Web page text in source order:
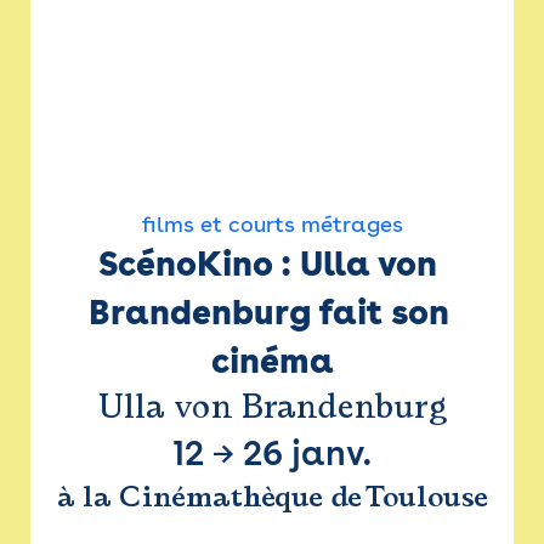
films et courts métrages
ScénoKino : Ulla von
Brandenburg fait son
cinéma
Ulla von Brandenburg
12 → 26 janv.
à la Cinémathèque de Toulouse